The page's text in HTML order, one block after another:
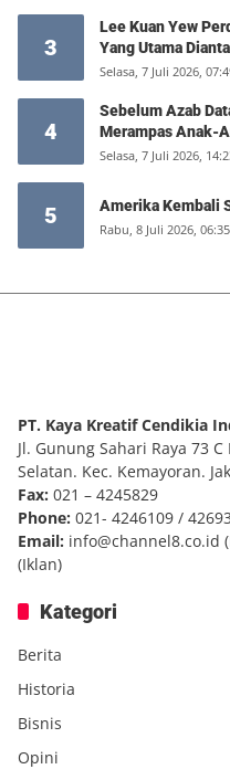
3
Lee Kuan Yew Perdana Menteri Singapura 1959-1990,
Yang Utama
Selasa, 7 Juli 2026,
4
Sebelum Azab
Merampas Anak-
Selasa, 7 Juli 2026,
5 Amerika Kembali
Rabu, 8 Juli 2026,
PT. Kaya Kreatif Cendikia
Jl. Gunung Sahari Raya 73
Selatan. Kec. Kemayoran.
Fax: 021 – 4245829
Phone: 021- 4246109 /
Email: info@channel8.co.id
(Iklan)
Kategori
Berita
Historia
Bisnis
Opini